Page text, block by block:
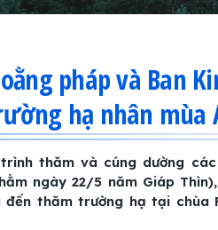
pháp và Ban
hạ nhân mùa
thăm và cúng dường
ngày 22/5 năm Giáp
đến thăm trường hạ tại chùa